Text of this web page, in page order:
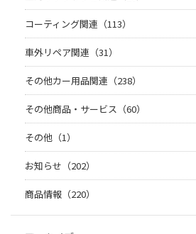
コーティング関連（113）
車外リペア関連（31）
その他カー用品関連（238）
その他商品・サービス（60）
その他（1）
お知らせ（202）
商品情報（220）